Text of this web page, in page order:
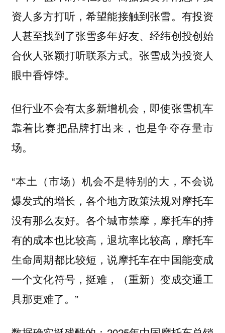
资人多方打听，希望能接触到张雪。有投资
人甚至找到了张雪多年好友、经纬创投创始
合伙人张颖打听联系方式。张雪成为投资人
眼中香饽饽。
但行业不会有太多新增机会，即使张雪机车
靠着比赛把品牌打出来，也是争夺存量市
场。
“本土（市场）机会不是特别的大，不会说
爆发式的增长，各个地方政策法规对摩托车
没有那么友好。各个城市禁摩，摩托车的持
有的成本也比较高，退坑率比较高，摩托车
生命周期都比较短，说摩托车在中国能变成
一个文化符号，挺难，（重新）变成交通工
具那更难了。”